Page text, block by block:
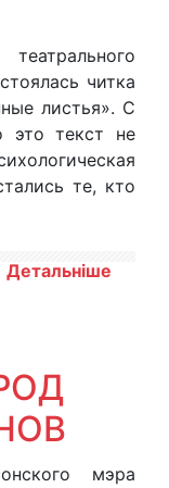
читка
листья». С
это текст не
те, кто
Детальніше
мэра